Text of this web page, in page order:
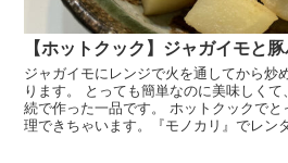
【ホットクック】ジャガイモと
ジャガイモにレンジで火を通してから炒
ります。 とっても簡単なのに美味しく
続で作った一品です。 ホットクックで
理できちゃいます。『モノカリ』でレン